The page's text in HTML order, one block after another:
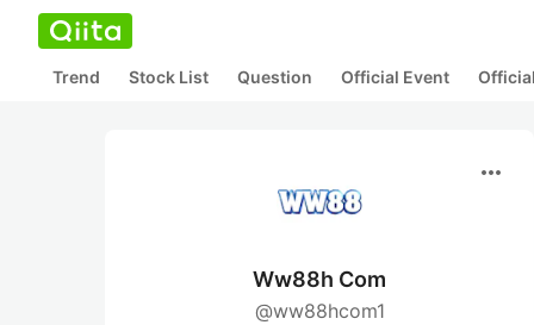
Trend Stock List Question Official Event
more_horiz
Ww88h Com
@ww88hcom1